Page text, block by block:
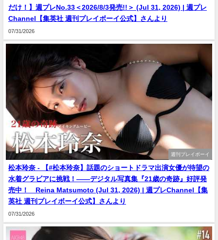
だけ！】週プレNo.33＜2026/8/3発売!!＞ (Jul 31, 2026) | 週プレ
Channel【集英社 週刊プレイボーイ公式】さんより
07/31/2026
週刊プレイボーイ
松本玲奈 - 【#松本玲奈】話題のショートドラマ出演女優が待望の
水着グラビアに挑戦！――デジタル写真集『21歳の奇跡』好評発
売中！ Reina Matsumoto (Jul 31, 2026) | 週プレChannel【集
英社 週刊プレイボーイ公式】さんより
07/31/2026